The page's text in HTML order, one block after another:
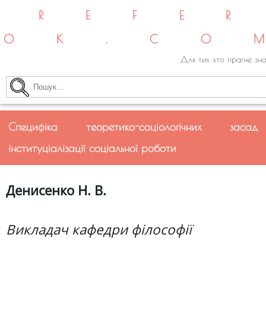
Для тих хто прагне
Специфіка теоретико-соціологічних засад
інституціалізації соціальної роботи
Денисенко Н. В.
Викладач кафедри філософії